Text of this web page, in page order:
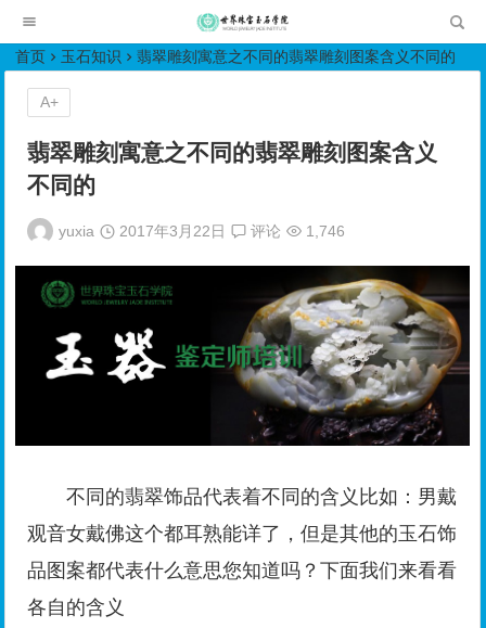
首页 玉石知识 翡翠雕刻寓意之不同的翡翠雕刻图案含义不同的
翡翠雕刻寓意之不同的翡翠雕刻图案含义
不同的
yuxia 2017年3月22日 评论 1,746
不同的翡翠饰品代表着不同的含义比如：男戴
观音女戴佛这个都耳熟能详了，但是其他的玉石饰
品图案都代表什么意思您知道吗？下面我们来看看
各自的含义
A+